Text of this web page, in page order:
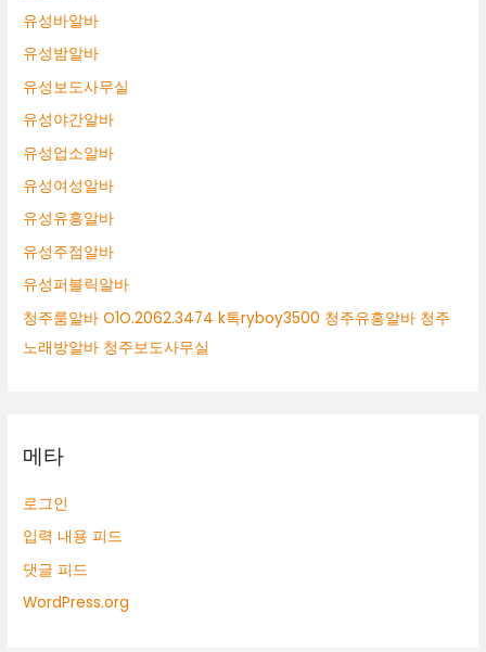
유성바알바
유성밤알바
유성보도사무실
유성야간알바
유성업소알바
유성여성알바
유성유흥알바
유성주점알바
유성퍼블릭알바
청주룸알바 O1O.2062.3474 k톡ryboy3500 청주유흥알바 청주
노래방알바 청주보도사무실
메타
로그인
입력 내용 피드
댓글 피드
WordPress.org